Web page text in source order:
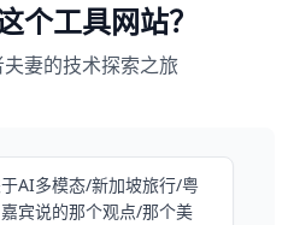
个工具网站？
妻的技术探索之旅
AI多模态/新加坡旅行/粤
宾说的那个观点/那个美